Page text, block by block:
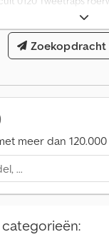
Zoekopdracht
meer dan
0
.
0
0
k
o
a
a
v